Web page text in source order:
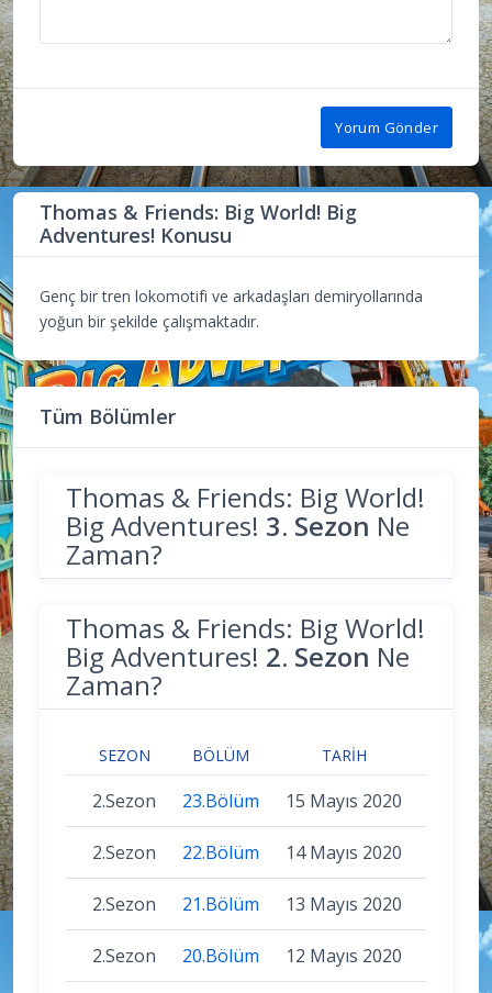
Yorum Gönder
Thomas & Friends: Big World! Big
Adventures! Konusu
Genç bir tren lokomotifi ve arkadaşları demiryollarında
yoğun bir şekilde çalışmaktadır.
Tüm Bölümler
Thomas & Friends: Big World!
Big Adventures! 3. Sezon Ne
Zaman?
Thomas & Friends: Big World!
Big Adventures! 2. Sezon Ne
Zaman?
SEZON BÖLÜM TARIH
2.Sezon 23.Bölüm 15 Mayıs 2020
2.Sezon 22.Bölüm 14 Mayıs 2020
2.Sezon 21.Bölüm 13 Mayıs 2020
2.Sezon 20.Bölüm 12 Mayıs 2020